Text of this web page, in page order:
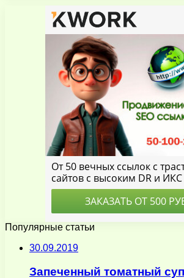
Популярные статьи
30.09.2019
Запеченный томатный